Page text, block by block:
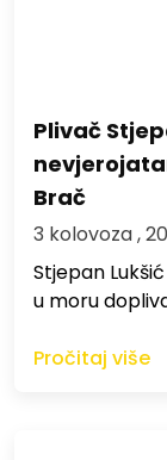
Plivač
Brač
3 kolovoza ,
St​jepan
u moru
Pročitaj više